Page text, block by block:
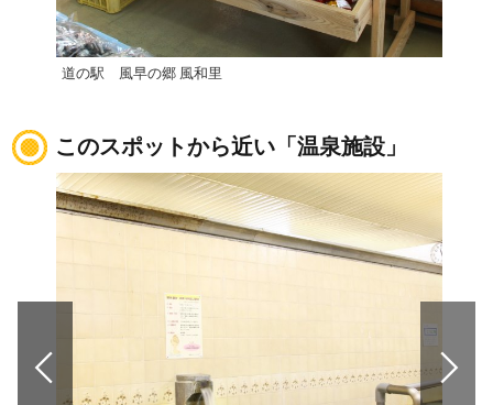
道の駅 風早の郷 風和里
このスポットから近い「温泉施設」